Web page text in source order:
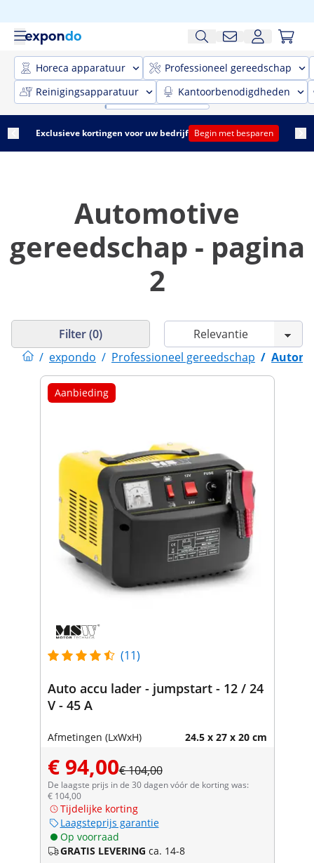
Horeca apparatuur
Professioneel gereedschap
Reinigingsapparatuur
Kantoorbenodigdheden
Exclusieve kortingen voor uw bedrijf Begin met besparen
Automotive
gereedschap - pagina
2
/ expondo / Professioneel gereedschap /
Filter (0)
Aanbieding
(11)
Auto accu lader - jumpstart - 12 / 24
V - 45 A
Afmetingen (LxWxH) 24.5 x 27 x 20 cm
€ 94,00€ 104,00
De laagste prijs in de 30 dagen vóór de korting was:
€ 104,00
Tijdelijke korting
Laagsteprijs garantie
Op voorraad
GRATIS LEVERING ca. 14-8